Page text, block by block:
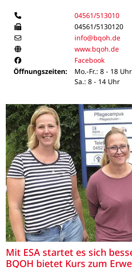
04561/513010
04561/5130120
info@bqoh.de
www.bqoh.de
Facebook
Öffnungszeiten:
Mo.-Fr.: 8 - 18 Uhr
Sa.: 8 - 14 Uhr
Mit ESA startet es sich
BQOH bietet Kurs zum